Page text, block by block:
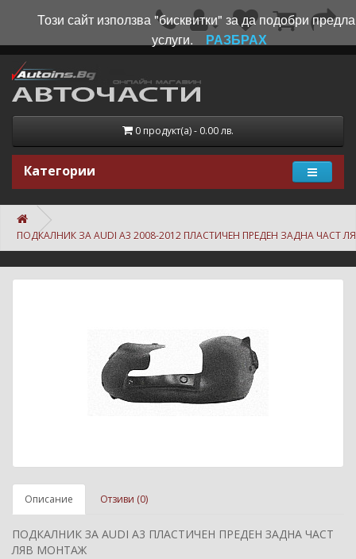
0 продукт(а) - 0.00 лв.
Категории
ПОДКАЛНИК ЗА AUDI A3 2008-2012 ПЛАСТИЧЕН ПРЕДЕН ЗАДНА ЧАСТ
Описание Отзиви (0)
ПОДКАЛНИК ЗА AUDI A3 ПЛАСТИЧЕН ПРЕДЕН ЗАДНА ЧАСТ
ЛЯВ МОНТАЖ
Този сайт използва "бисквитки" за да подобри
услуги.
РАЗБРАХ